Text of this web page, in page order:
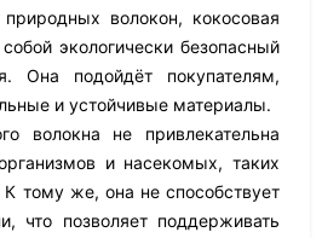
волокон, кокосовая
экологически безопасный
Она подойдёт покупателям,
и устойчивые материалы.
волокна не привлекательна
и насекомых, таких
тому же, она не способствует
что позволяет поддерживать